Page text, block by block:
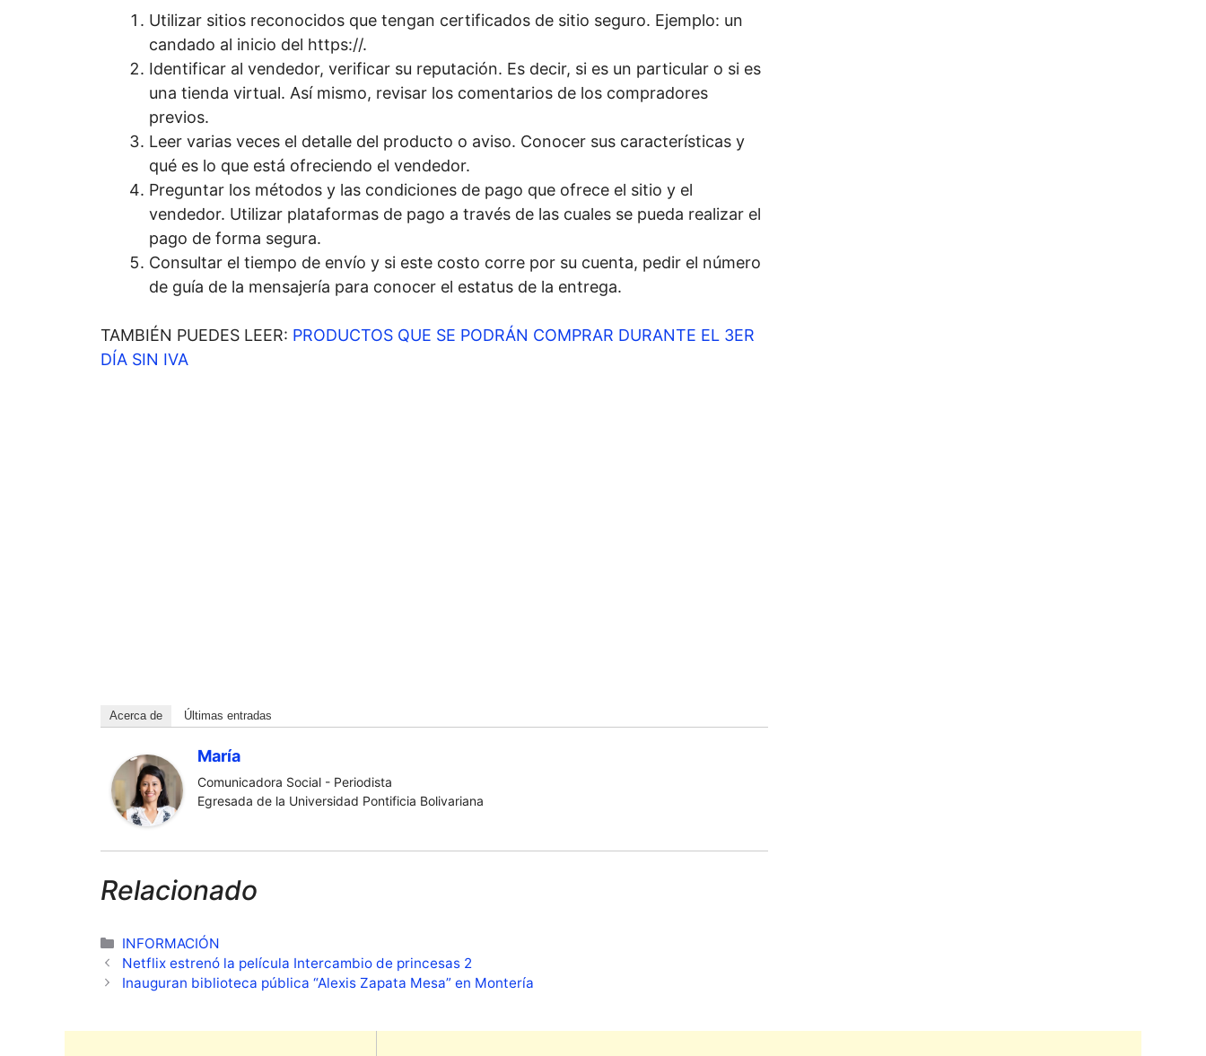
Utilizar sitios reconocidos que tengan certificados de sitio seguro. Ejemplo: un
candado al inicio del https://.
Identificar al vendedor, verificar su reputación. Es decir, si es un particular o si es
una tienda virtual. Así mismo, revisar los comentarios de los compradores
previos.
Leer varias veces el detalle del producto o aviso. Conocer sus características y
qué es lo que está ofreciendo el vendedor.
Preguntar los métodos y las condiciones de pago que ofrece el sitio y el
vendedor. Utilizar plataformas de pago a través de las cuales se pueda realizar el
pago de forma segura.
Consultar el tiempo de envío y si este costo corre por su cuenta, pedir el número
de guía de la mensajería para conocer el estatus de la entrega.
TAMBIÉN PUEDES LEER: PRODUCTOS QUE SE PODRÁN COMPRAR DURANTE EL 3ER
DÍA SIN IVA
Acerca de Últimas entradas
María
Comunicadora Social - Periodista
Egresada de la Universidad Pontificia Bolivariana
Relacionado
Categorías
INFORMACIÓN
Netflix estrenó la película Intercambio de princesas 2
Inauguran biblioteca pública “Alexis Zapata Mesa” en Montería